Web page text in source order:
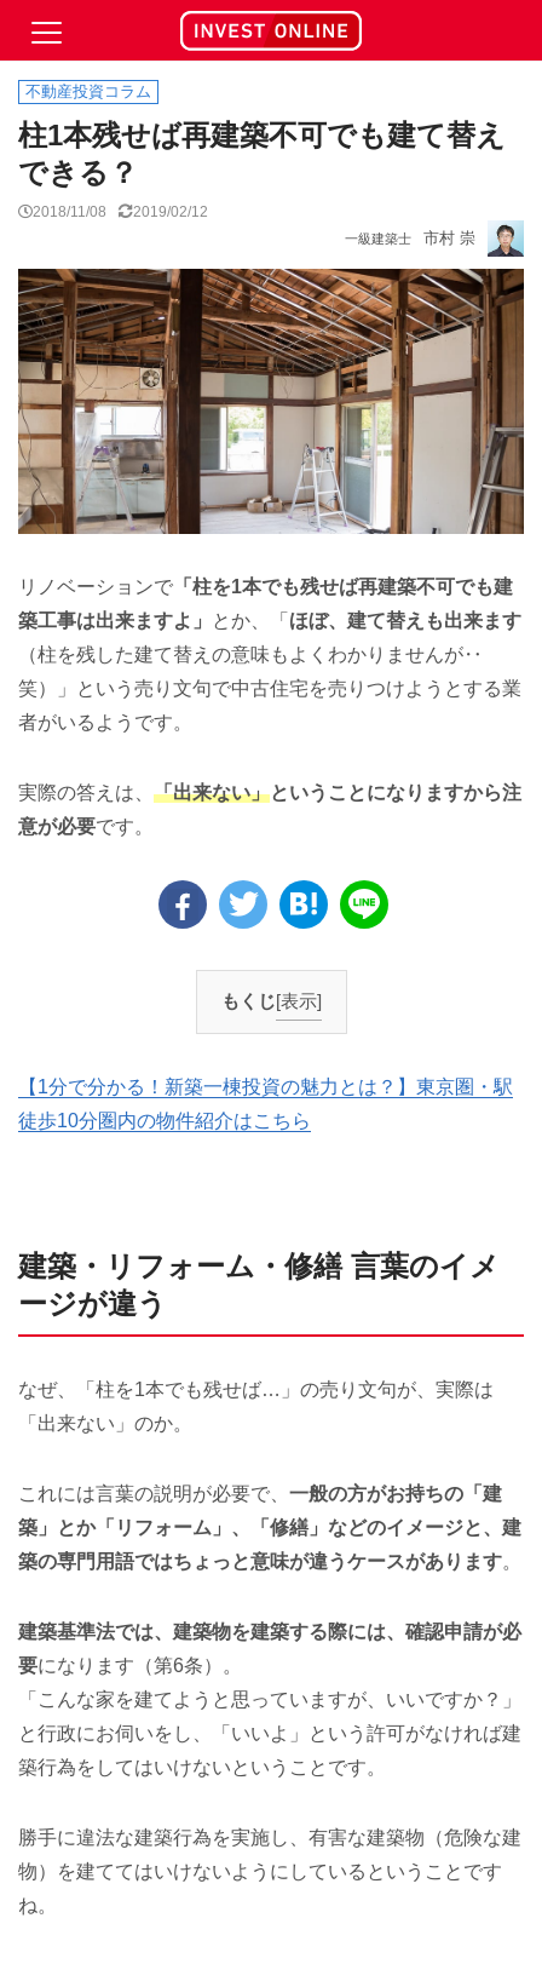
不動産投資コラム
柱1本残せば再建築不可でも建て替え
できる？
2018/11/08 2019/02/12
一級建築士 市村 崇
リノベーションで 「柱を1本でも残せば再建築不可でも建
築工事は出来ますよ」
とか、「 ほぼ、建て替えも出来ます
（柱を残した建て替えの意味もよくわかりませんが‥
笑）」という売り文句で中古住宅を売りつけようとする業
者がいるようです。
実際の答えは、 「出来ない」ということになりますから注
意が必要です。
もくじ[表示]
【1分で分かる！新築一棟投資の魅力とは？】東京圏・駅
徒歩10分圏内の物件紹介はこちら
建築・リフォーム・修繕 言葉のイメ
ージが違う
なぜ、「柱を1本でも残せば…」の売り文句が、実際は
「出来ない」のか。
これには言葉の説明が必要で、 一般の方がお持ちの「建
築」とか「リフォーム」、「修繕」などのイメージと、建
築の専門用語ではちょっと意味が違うケースがあります。
建築基準法では、建築物を建築する際には、確認申請が必
要になります（第6条）。
「こんな家を建てようと思っていますが、いいですか？」
と行政にお伺いをし、「いいよ」という許可がなければ建
築行為をしてはいけないということです。
勝手に違法な建築行為を実施し、有害な建築物（危険な建
物）を建ててはいけないようにしているということです
ね。